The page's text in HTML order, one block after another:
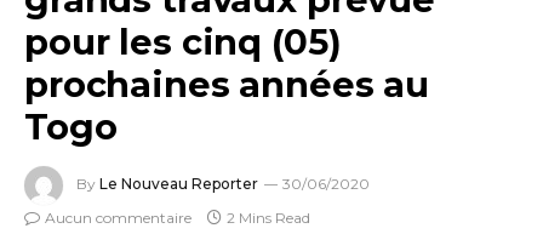
pour les cinq (05)
prochaines années au
Togo
By Le Nouveau Reporter
30/06/2020
Aucun commentaire
2 Mins Read